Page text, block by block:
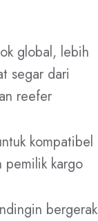
global, lebih
segar dari
reefer
kompatibel
pemilik kargo
bergerak